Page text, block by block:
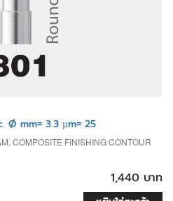
Ø mm= 3.3 µm= 25
COMPOSITE FINISHING CONTOUR
1,440 บาท